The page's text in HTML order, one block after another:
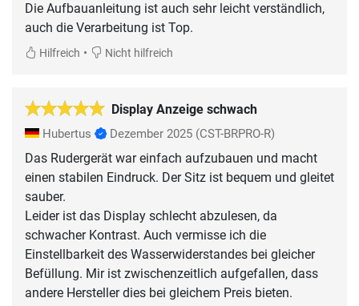
Die Aufbauanleitung ist auch sehr leicht verständlich,
Hilfreich • Nicht hilfreich
Display Anzeige schwach
Hubertus Dezember 2025 (CST-BRPRO-R)
Das Rudergerät war einfach aufzubauen und macht
einen stabilen Eindruck. Der Sitz ist bequem und gleitet
sauber.
Leider ist das Display schlecht abzulesen, da
schwacher Kontrast. Auch vermisse ich die
Einstellbarkeit des Wasserwiderstandes bei gleicher
Befüllung. Mir ist zwischenzeitlich aufgefallen, dass
andere Hersteller dies bei gleichem Preis bieten.